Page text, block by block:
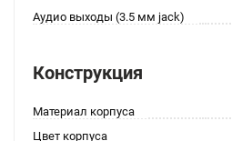
Аудио выходы (3.5 мм jack)
Конструкция
Материал корпуса
Цвет корпуса